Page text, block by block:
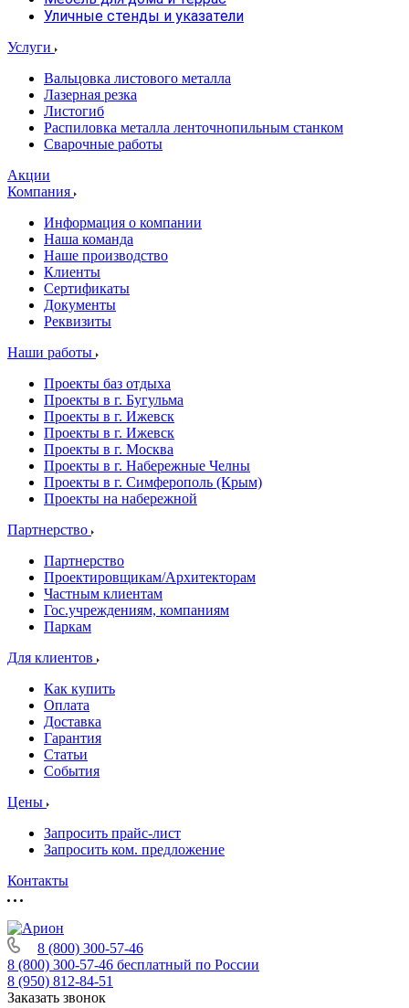
Уличные стенды и указатели
Услуги
Вальцовка листового металла
Лазерная резка
Листогиб
Распиловка металла ленточнопильным станком
Сварочные работы
Акции
Компания
Информация о компании
Наша команда
Наше производство
Клиенты
Сертификаты
Документы
Реквизиты
Наши работы
Проекты баз отдыха
Проекты в г. Бугульма
Проекты в г. Ижевск
Проекты в г. Ижевск
Проекты в г. Москва
Проекты в г. Набережные Челны
Проекты в г. Симферополь (Крым)
Проекты на набережной
Партнерство
Партнерство
Проектировщикам/Архитекторам
Частным клиентам
Гос.учреждениям, компаниям
Паркам
Для клиентов
Как купить
Оплата
Доставка
Гарантия
Статьи
События
Цены
Запросить прайс-лист
Запросить ком. предложение
Контакты
8 (800) 300-57-46
8 (800) 300-57-46 бесплатный по России
8 (950) 812-84-51
Заказать звонок